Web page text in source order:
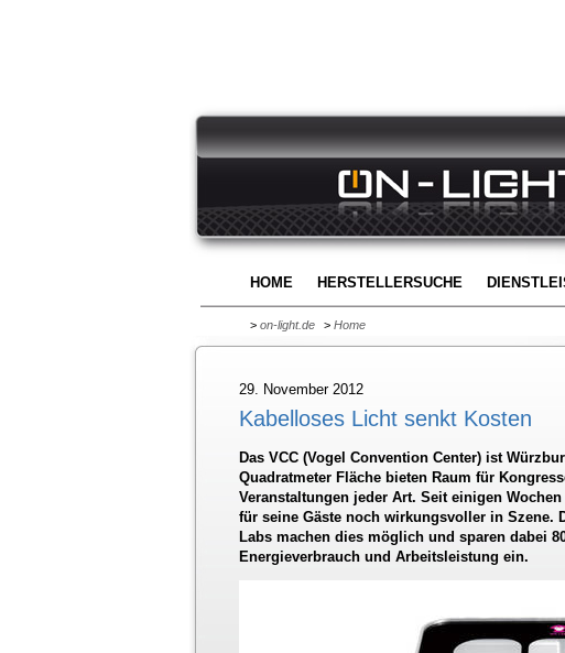
HOME HERSTELLERSUCHE
> on-light.de > Home
29. November 2012
Kabelloses Licht senkt Kosten
Das VCC (Vogel Convention Center) ist
Quadratmeter Fläche bieten Raum für
Veranstaltungen jeder Art. Seit einigen
für seine Gäste noch wirkungsvoller in Szene.
Labs machen dies möglich und sparen dabei
Energieverbrauch und Arbeitsleistung ein.